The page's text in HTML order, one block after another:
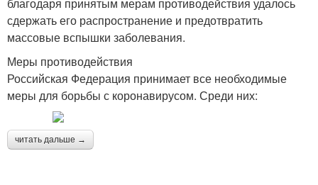
благодаря принятым мерам противодействия удалось
сдержать его распространение и предотвратить
массовые вспышки заболевания.
Меры противодействия
Российская Федерация принимает все необходимые
меры для борьбы с коронавирусом. Среди них:
читать дальше →